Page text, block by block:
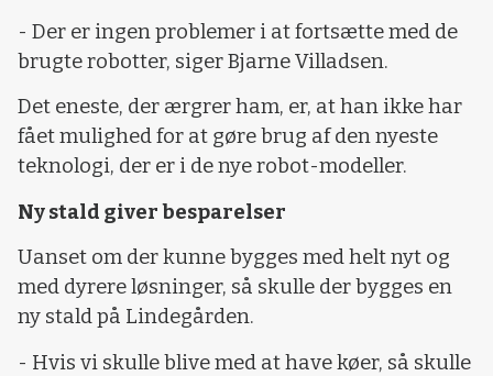
- Der er ingen problemer i at fortsætte med de
brugte robotter, siger Bjarne Villadsen.
Det eneste, der ærgrer ham, er, at han ikke har
fået mulighed for at gøre brug af den nyeste
teknologi, der er i de nye robot-modeller.
Ny stald giver besparelser
Uanset om der kunne bygges med helt nyt og
med dyrere løsninger, så skulle der bygges en
ny stald på Lindegården.
- Hvis vi skulle blive med at have køer, så skulle